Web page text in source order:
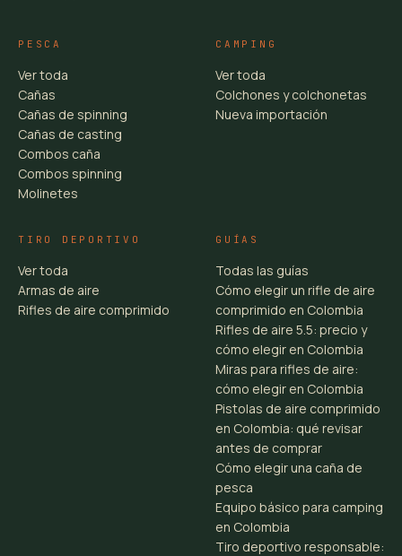
PESCA
Ver toda
Cañas
Cañas de spinning
Cañas de casting
Combos caña
Combos spinning
Molinetes
CAMPING
Ver toda
Colchones y colchonetas
Nueva importación
TIRO DEPORTIVO
Ver toda
Armas de aire
Rifles de aire comprimido
GUÍAS
Todas las guías
Cómo elegir un rifle de aire
comprimido en Colombia
Rifles de aire 5.5: precio y
cómo elegir en Colombia
Miras para rifles de aire:
cómo elegir en Colombia
Pistolas de aire comprimido
en Colombia: qué revisar
antes de comprar
Cómo elegir una caña de
pesca
Equipo básico para camping
en Colombia
Tiro deportivo responsable: